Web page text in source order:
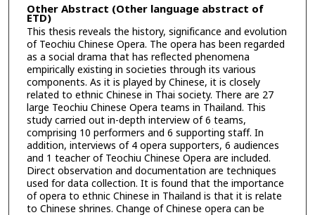
Other Abstract (Other language abstract of
ETD)
This thesis reveals the history, significance and evolution
of Teochiu Chinese Opera. The opera has been regarded
as a social drama that has reflected phenomena
empirically existing in societies through its various
components. As it is played by Chinese, it is closely
related to ethnic Chinese in Thai society. There are 27
large Teochiu Chinese Opera teams in Thailand. This
study carried out in-depth interview of 6 teams,
comprising 10 performers and 6 supporting staff. In
addition, interviews of 4 opera supporters, 6 audiences
and 1 teacher of Teochiu Chinese Opera are included.
Direct observation and documentation are techniques
used for data collection. It is found that the importance
of opera to ethnic Chinese in Thailand is that it is relate
to Chinese shrines. Change of Chinese opera can be